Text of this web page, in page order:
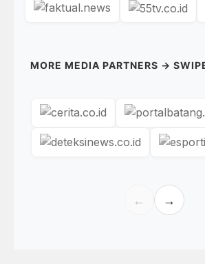
MORE MEDIA PARTNERS →
← →